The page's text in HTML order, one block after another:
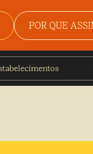
POR QUE